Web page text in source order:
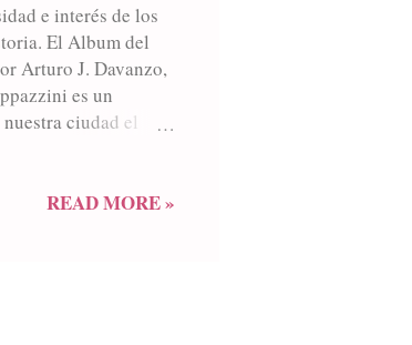
e interés de los
El Album del
Arturo J. Davanzo,
es un
ciudad el
Toppazzini
READ MORE »